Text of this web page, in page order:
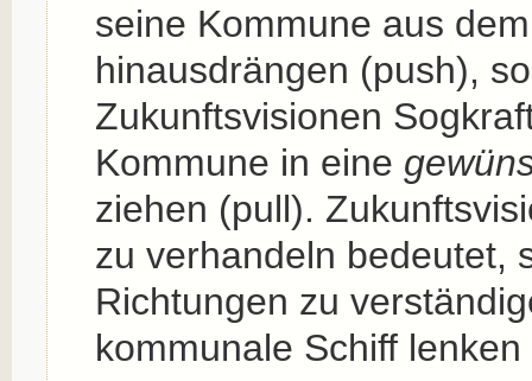
seine Kommune aus
hinausdrängen (push),
Zukunftsvisionen
Kommune in eine
ziehen (pull).
zu verhandeln bedeutet,
Richtungen zu
kommunale Schiff lenken